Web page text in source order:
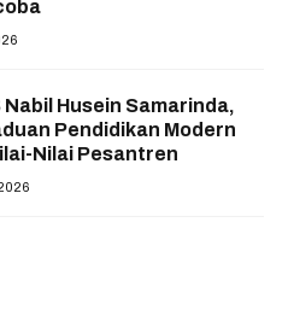
Nabil Husein Samarinda,
Pendidikan Modern
Nilai Pesantren